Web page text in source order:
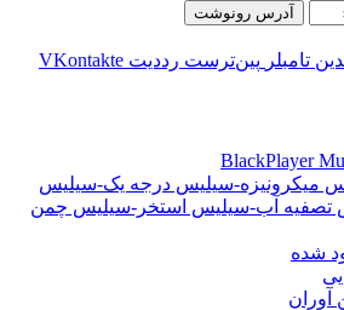
آدرس رونوشت
‫تامبلر ‫پین‌ترست ‫رددیت ‫VKontakte
BlackPlayer
میکرونیزه-سیلیس درجه یک-سیلیس
تصفیه آب-سیلیس استخر-سیلیس چمن
شده
آوران